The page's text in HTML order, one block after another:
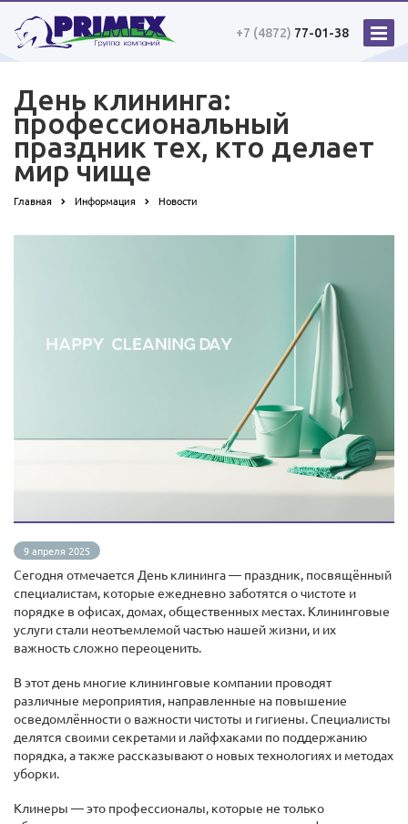
+7 (4872) 77-01-38
День клининга:
профессиональный
праздник тех, кто делает
мир чище
Главная Информация Новости
9 апреля 2025
Сегодня отмечается День клининга — праздник, посвящённый
специалистам, которые ежедневно заботятся о чистоте и
порядке в офисах, домах, общественных местах. Клининговые
услуги стали неотъемлемой частью нашей жизни, и их
важность сложно переоценить.
В этот день многие клининговые компании проводят
различные мероприятия, направленные на повышение
осведомлённости о важности чистоты и гигиены. Специалисты
делятся своими секретами и лайфхаками по поддержанию
порядка, а также рассказывают о новых технологиях и методах
уборки.
Клинеры — это профессионалы, которые не только